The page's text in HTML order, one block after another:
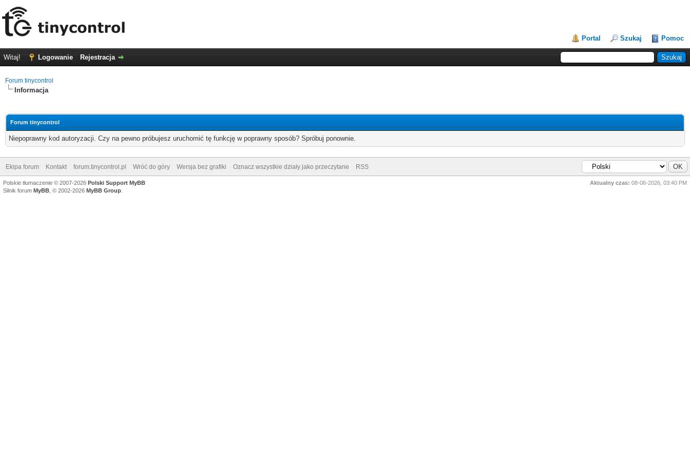
Portal Szukaj Pomoc
Witaj! Logowanie Rejestracja
Forum tinycontrol
Informacja
Forum tinycontrol
Niepoprawny kod autoryzacji. Czy na pewno próbujesz uruchomić tę funkcję w poprawny sposób? Spróbuj ponownie.
Ekipa forum Kontakt forum.tinycontrol.pl Wróć do góry Wersja bez grafiki Oznacz wszystkie działy jako przeczytane RSS
Aktualny czas: 08-06-2026, 03:40 PM
Polskie tłumaczenie © 2007-2026 Polski Support MyBB
Silnik forum MyBB , © 2002-2026 MyBB Group